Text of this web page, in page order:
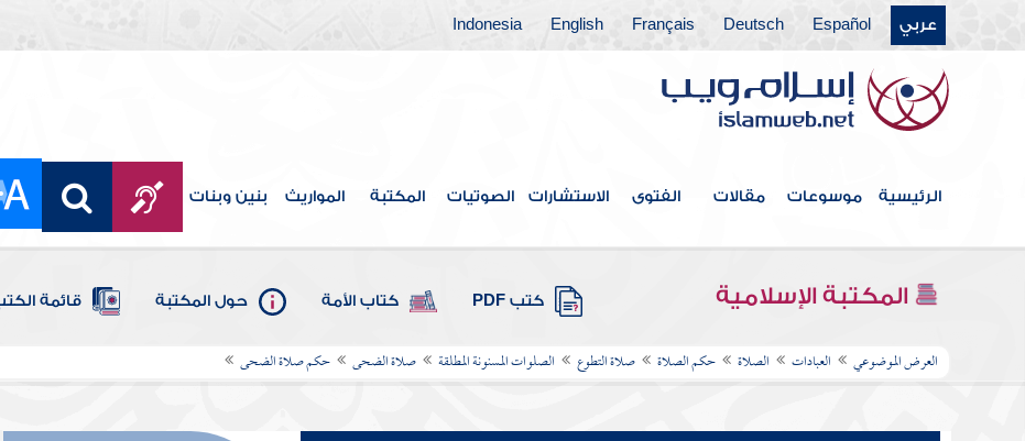
عربي Español
Deutsch
Français
English
Indonesia
الرئيسية موسوعات مقالات الفتوى الاستشارات الصوتيات المكتبة المواريث بنين وبنات
المكتبة الإسلامية كتب PDF كتاب الأمة حول المكتبة قائمة
العرض الموضوعي العبادات الصلاة حكم الصلاة صلاة التطوع الصلوات المسنونة المطلقة صلاة الضحى حكم صلاة الضحى